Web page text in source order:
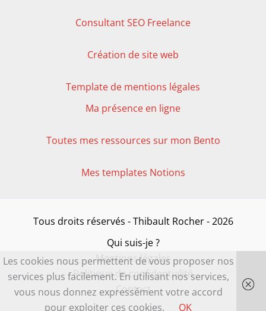
Consultant SEO Freelance
Création de site web
Template de mentions légales
Ma présence en ligne
Toutes mes ressources sur mon Bento
Mes templates Notions
Tous droits réservés - Thibault Rocher - 2026
Qui suis-je ?
Mentions légales
Politique de confidentialité
Contact
Les cookies nous permettent de vous proposer nos
services plus facilement. En utilisant nos services,
vous nous donnez expressément votre accord
pour exploiter ces cookies.
OK